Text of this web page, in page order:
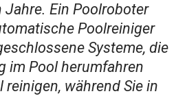
Jahre. Ein Poolroboter
Poolreiniger
Systeme, die
im Pool herumfahren
reinigen, während Sie in